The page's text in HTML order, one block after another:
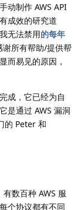
动制作 AWS API
成效的研究道
无法禁用的每年
所有帮助/提供帮
而易见的原因，
成，它已经为自
是通过 AWS 漏洞
的 Peter 和
数百种 AWS 服
个协议都有不同